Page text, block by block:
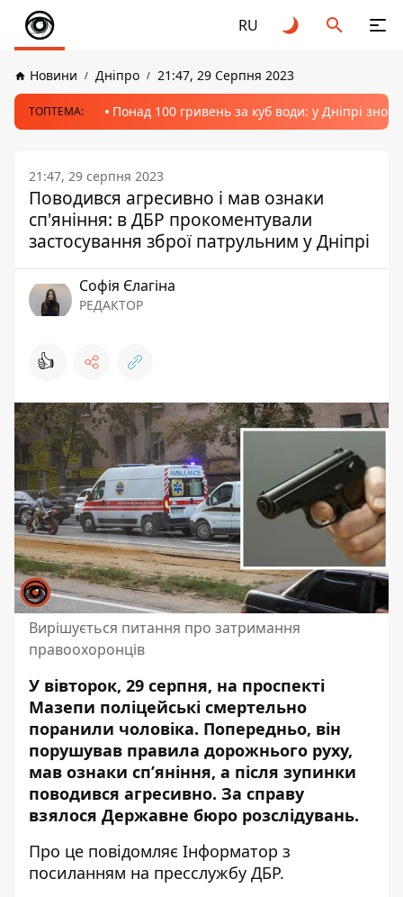
RU
Новини Дніпро 21:47, 29 Серпня 2023
ТОПТЕМА: Понад 100 гривень за куб води: у Дніпрі
21:47, 29 серпня 2023
Поводився агресивно і мав ознаки
сп'яніння: в ДБР прокоментували
застосування зброї патрульним у Дніпрі
Софія Єлагіна
РЕДАКТОР
👍
Вирішується питання про затримання
правоохоронців
У вівторок, 29 серпня, на проспекті
Мазепи поліцейські смертельно
поранили чоловіка. Попередньо, він
порушував правила дорожнього руху,
мав ознаки сп’яніння, а після зупинки
поводився агресивно. За справу
взялося Державне бюро розслідувань.
Про це повідомляє Інформатор з
посиланням на пресслужбу ДБР.